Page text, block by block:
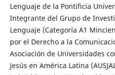
Lenguaje de la Pontificia
Integrante del Grupo de
Lenguaje (Categoría A1
por el Derecho a la
Asociación de Universidades
Jesús en América Latina